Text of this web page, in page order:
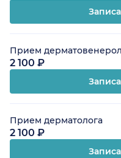
Прием
2 100 ₽
Прием дерматолога
2 100 ₽